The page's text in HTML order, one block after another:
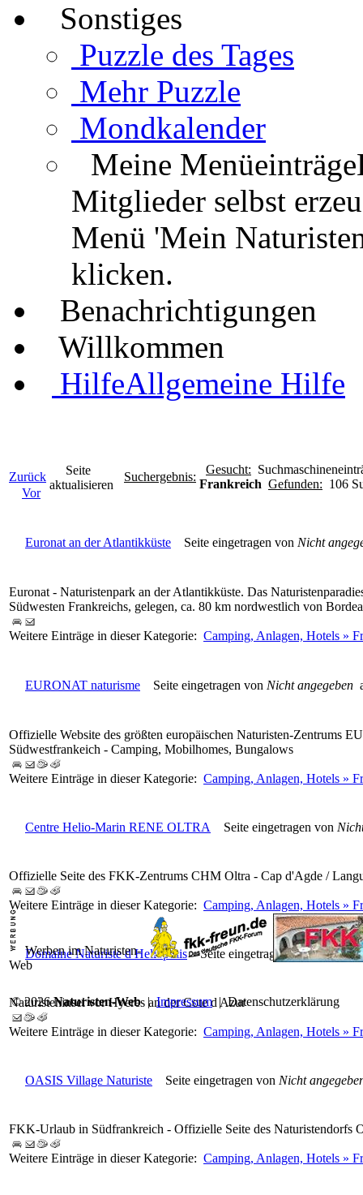
Sonstiges
Puzzle des Tages
Mehr Puzzle
Mondkalender
Meine Menüeinträge
Mitglieder selbst
Menü 'Mein
klicken.
Benachrichtigungen
Willkommen
HilfeAllgemeine Hilfe
Zurück
Vor
Seite
aktualisieren
Suchergebnis:
Gesucht:
Frankreich Gefunden: 106
Euronat an der Atlantikküste Seite eingetragen von Nicht
Euronat - Naturistenpark an der Atlantikküste. Das
Südwesten Frankreichs, gelegen, ca. 80 km nordwestlich von
Weitere Einträge in dieser Kategorie: Camping, Anlagen, Hotels »
EURONAT naturisme Seite eingetragen von Nicht angegeben
Offizielle Website des größten europäischen Naturisten-Zentrums
Südwestfrankeich - Camping, Mobilhomes, Bungalows
Weitere Einträge in dieser Kategorie: Camping, Anlagen, Hotels »
Centre Helio-Marin RENE OLTRA Seite eingetragen von
Offizielle Seite des FKK-Zentrums CHM Oltra - Cap d'Agde /
Weitere Einträge in dieser Kategorie: Camping, Anlagen, Hotels »
Domaine Naturiste d HeliopolisSeite eingetragen vonNicht
Naturisteninsel vor Hyeres an der Cote d Azur
Weitere Einträge in dieser Kategorie: Camping, Anlagen, Hotels »
OASIS Village Naturiste Seite eingetragen von Nicht
FKK-Urlaub in Südfrankreich - Offizielle Seite des Naturistendorfs
Weitere Einträge in dieser Kategorie: Camping, Anlagen, Hotels »
Werben im Naturisten-
Web
© 2026Naturisten-Web|Impressum|Datenschutzerklärung